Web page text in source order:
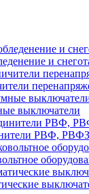
и
выключатели
РВФ,